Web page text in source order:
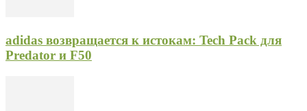
adidas возвращается к истокам: Tech Pack для
Predator и F50